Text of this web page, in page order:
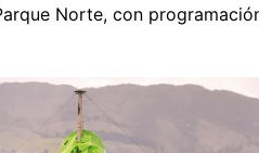
Norte, con